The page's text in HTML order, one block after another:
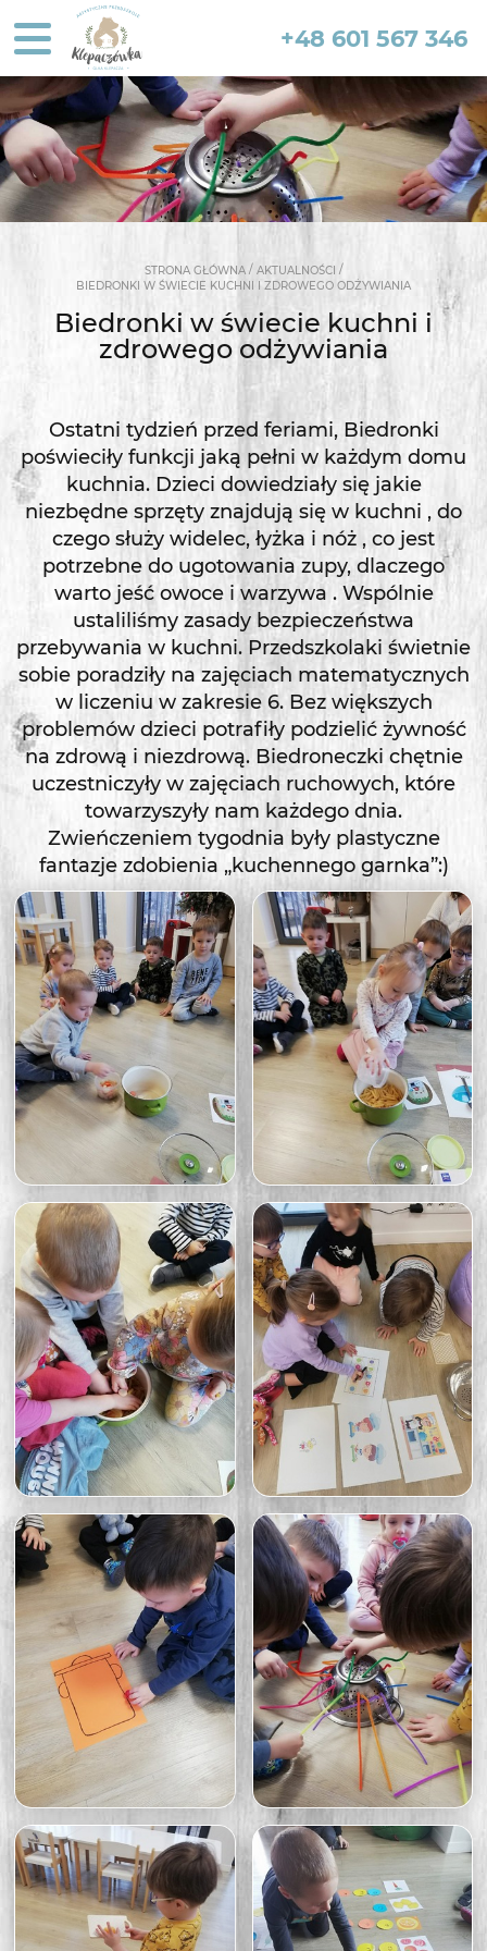
+48 601 567 346
STRONA GŁÓWNA/ AKTUALNOŚCI /
BIEDRONKI W ŚWIECIE KUCHNI I ZDROWEGO ODŻYWIANIA
Biedronki w świecie kuchni i
zdrowego odżywiania
Ostatni tydzień przed feriami, Biedronki
poświeciły funkcji jaką pełni w każdym domu
kuchnia. Dzieci dowiedziały się jakie
niezbędne sprzęty znajdują się w kuchni , do
czego służy widelec, łyżka i nóż , co jest
potrzebne do ugotowania zupy, dlaczego
warto jeść owoce i warzywa . Wspólnie
ustaliliśmy zasady bezpieczeństwa
przebywania w kuchni. Przedszkolaki świetnie
sobie poradziły na zajęciach matematycznych
w liczeniu w zakresie 6. Bez większych
problemów dzieci potrafiły podzielić żywność
na zdrową i niezdrową. Biedroneczki chętnie
uczestniczyły w zajęciach ruchowych, które
towarzyszyły nam każdego dnia.
Zwieńczeniem tygodnia były plastyczne
fantazje zdobienia „kuchennego garnka”:)